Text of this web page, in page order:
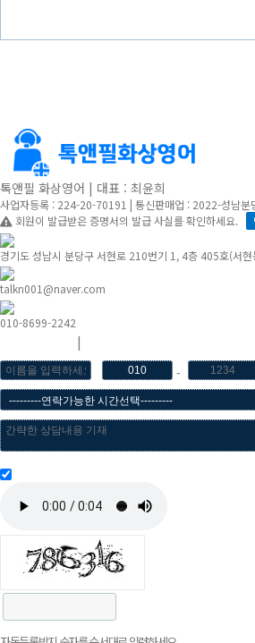
톡앤필 화상영어 | 대표 : 최윤희
사업자등록 : 224-20-70191 | 통신판매업 : 2022-성남분
회원이 발급받은 증명서의 발급 사실를 확인하세요.
경기도 성남시 분당구 서현로 210번기 1, 4층 405호(서현
talkn001@naver.com
010-8699-2242
|
-